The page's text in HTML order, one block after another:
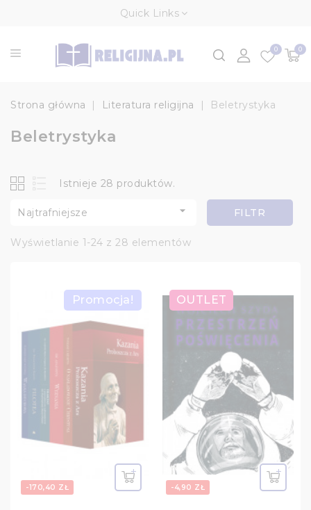
Quick Links
0
0
Strona główna Literatura religijna Beletrystyka
Beletrystyka
Istnieje 28 produktów.
Najtrafniejsze  FILTR
Wyświetlanie 1-24 z 28 elementów
-170,40 ZŁ
Promocja!
-4,90 ZŁ
OUTLET